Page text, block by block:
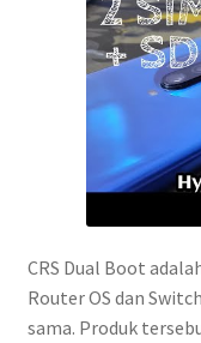
CRS Dual Boot
Router OS dan
sama. Produk